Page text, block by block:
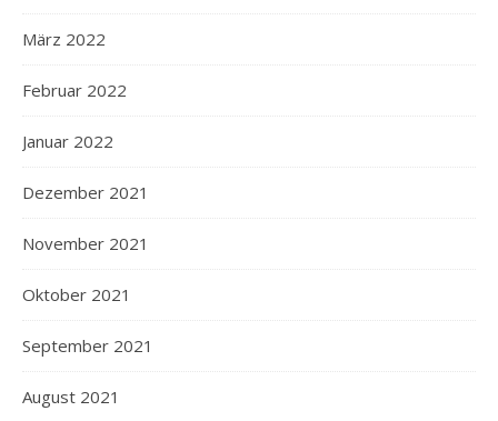
März 2022
Februar 2022
Januar 2022
Dezember 2021
November 2021
Oktober 2021
September 2021
August 2021